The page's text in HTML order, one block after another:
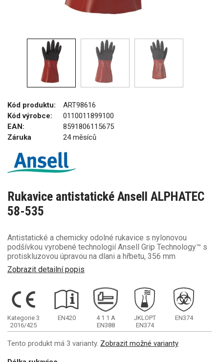
Kód produktu:
ART98616
Kód výrobce:
0110011899100
EAN:
8591806115675
Záruka
24 měsíců
Rukavice antistatické Ansell ALPHATEC
58-535
Antistatické a chemicky odolné rukavice s nylonovou
podšívkou vyrobené technologií Ansell Grip Technology™ s
protiskluzovou úpravou na dlani a hřbetu, 356 mm
Zobrazit detailní popis
Kategorie 3
2016/425
EN420 4 1 1 A
EN388
JKLOPT
EN374
EN374
Tento produkt má 3 varianty. Zobrazit možné varianty